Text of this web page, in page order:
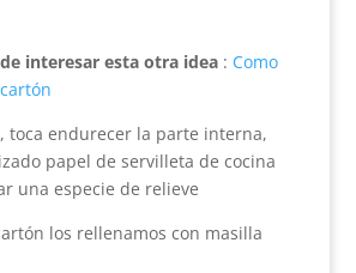
interesar esta otra idea : Como
toca endurecer la parte interna,
papel de servilleta de cocina
una especie de relieve
los rellenamos con masilla